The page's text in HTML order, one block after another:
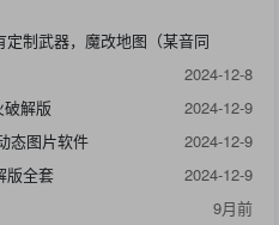
制武器，魔改地图（某音同
2024-12-8
解版
2024-12-9
态图片软件
2024-12-9
版全套
2024-12-9
9月前